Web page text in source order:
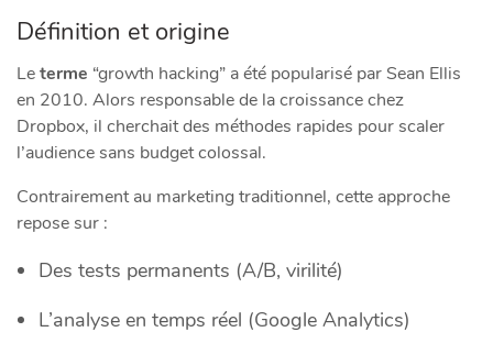
Définition et origine
Leterme “growth hacking” a été popularisé par Sean Ellis
en 2010. Alors responsable de la croissance chez
Dropbox, il cherchait des méthodes rapides pour scaler
l’audience sans budget colossal.
Contrairement au marketing traditionnel, cette approche
repose sur :
Des tests permanents (A/B, virilité)
L’analyse en temps réel (Google Analytics)